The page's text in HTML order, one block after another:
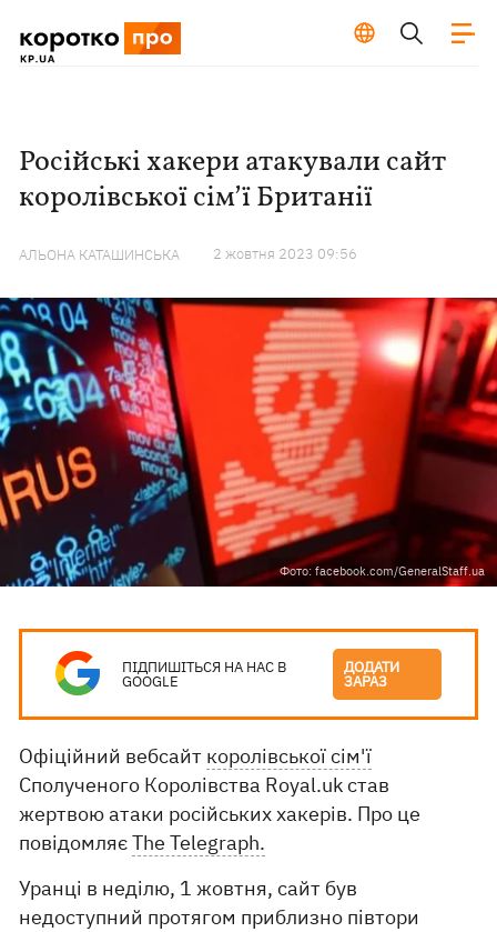
Російські хакери атакували сайт
королівської сімʼї Британії
АЛЬОНА КАТАШИНСЬКА 2 жовтня 2023 09:56
Фото: facebook.com/GeneralStaff.ua
ПІДПИШІТЬСЯ НА НАС В
GOOGLE
ДОДАТИ
ЗАРАЗ
Офіційний вебсайт королівської сім'ї
Сполученого Королівства Royal.uk став
жертвою атаки російських хакерів. Про це
повідомляєThe Telegraph.
Уранці в неділю, 1 жовтня, сайт був
недоступний протягом приблизно півтори